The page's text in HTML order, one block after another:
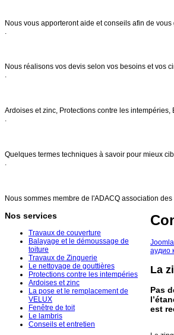
Nous vous apporteront aide et conseils afin de vous
Nous réalisons vos devis selon vos besoins et vos
.
Ardoises et zinc, Protections contre les
.
Quelques termes techniques à savoir pour mieux
.
Nous sommes membre de l'ADACQ association
Nos services
Travaux de couverture
Balayage et le démoussage de
toiture
Travaux de Zinguerie
Le nettoyage de gouttières
Protections contre les intempéries
Ardoises et zinc
La pose et le remplacement de
VELUX
Fenêtre de toit
Le lambris
Conseils et entretien
аудио
La
Pas
est